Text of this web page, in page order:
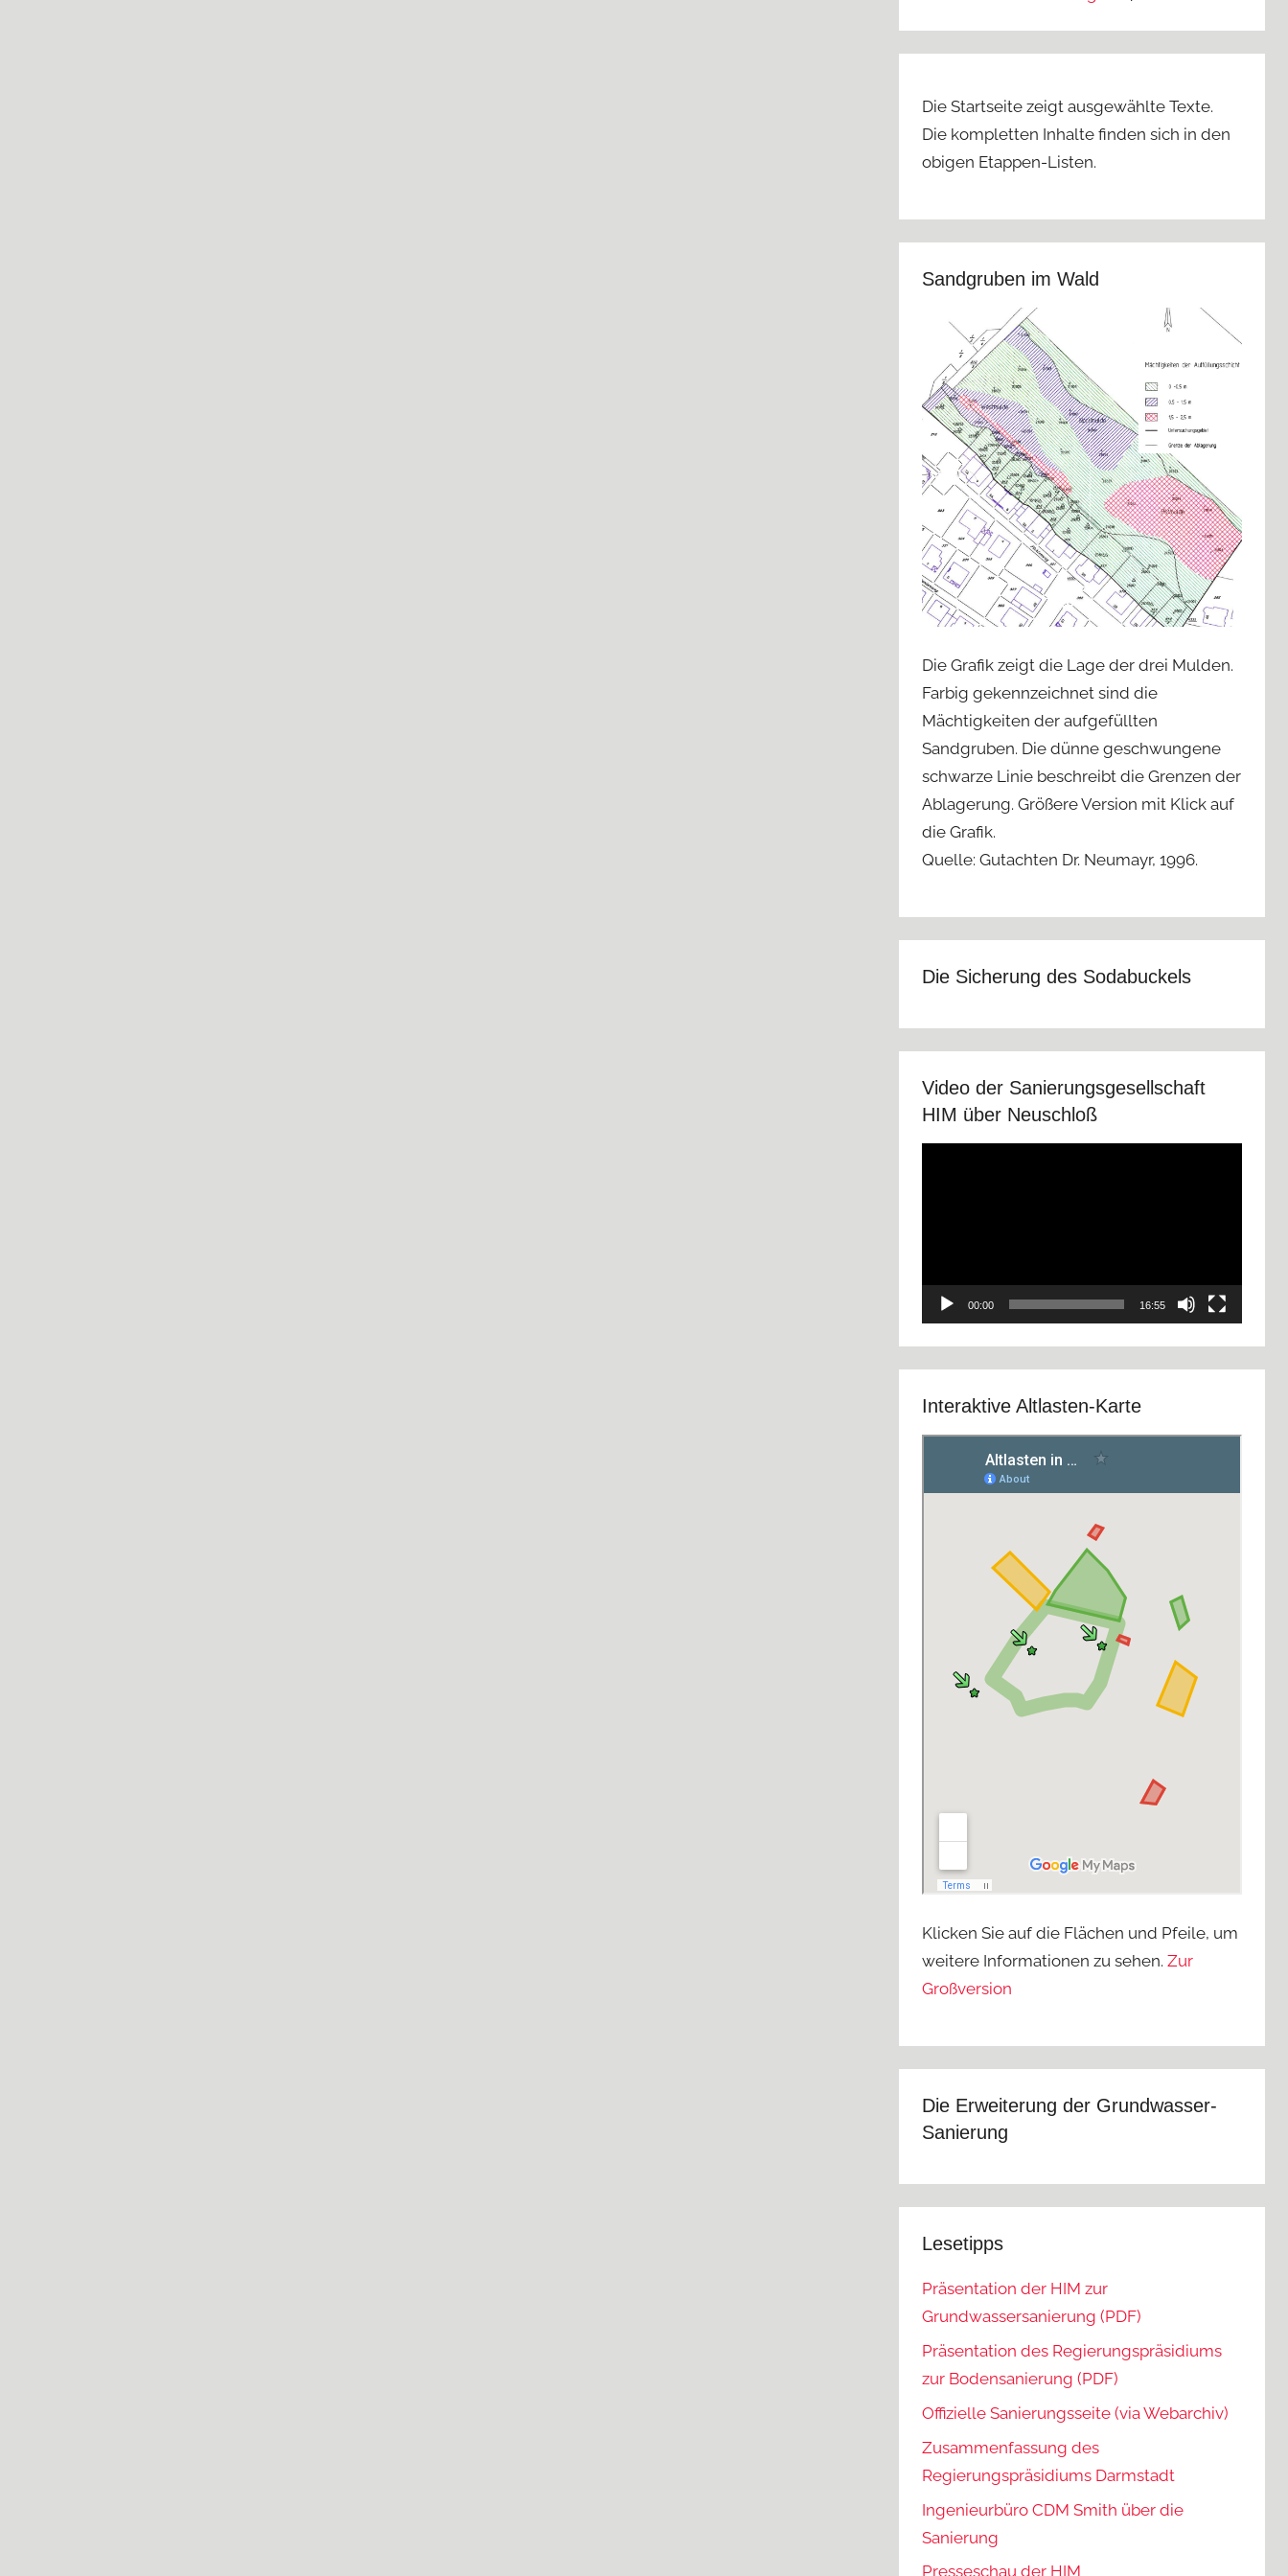
Die Startseite zeigt ausgewählte Texte.
Die kompletten Inhalte finden sich in den
obigen Etappen-Listen.
Sandgruben im Wald
Die Grafik zeigt die Lage der drei Mulden.
Farbig gekennzeichnet sind die
Mächtigkeiten der aufgefüllten
Sandgruben. Die dünne geschwungene
schwarze Linie beschreibt die Grenzen der
Ablagerung. Größere Version mit Klick auf
die Grafik.
Quelle: Gutachten Dr. Neumayr, 1996.
Die Sicherung des Sodabuckels
Video der Sanierungsgesellschaft
HIM über Neuschloß
00:00 16:55
Interaktive Altlasten-Karte
Klicken Sie auf die Flächen und Pfeile, um
weitere Informationen zu sehen.Zur
Großversion
Die Erweiterung der Grundwasser-
Sanierung
Lesetipps
Präsentation der HIM zur
Grundwassersanierung (PDF)
Präsentation des Regierungspräsidiums
zur Bodensanierung (PDF)
Offizielle Sanierungsseite (via Webarchiv)
Zusammenfassung des
Regierungspräsidiums Darmstadt
Ingenieurbüro CDM Smith über die
Sanierung
Presseschau der HIM